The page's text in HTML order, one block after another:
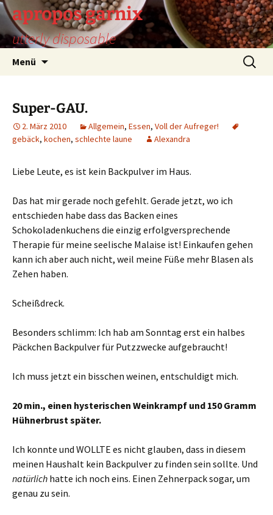
Zum
Inhalt
springen
apropos garnix
utterly disposable
Menü
Suchen
nach:
Super-GAU.
2. März 2010 Allgemein, Essen, Voll der Aufreger!
gebäck, kochen, schlechte laune Alexandra
Liebe Leute, es ist kein Backpulver im Haus.
Das hat mir gerade noch gefehlt. Gerade jetzt, wo ich
entschieden habe dass das Backen eines
Schokoladenkuchens die einzig erfolgversprechende
Therapie für meine seelische Malaise ist! Einkaufen gehen
kann ich aber auch nicht, weil meine Füße mehr Blasen als
Zehen haben.
Scheißdreck.
Besonders schlimm: Ich hab am Sonntag erst ein halbes
Päckchen Backpulver für Putzzwecke aufgebraucht!
Ich muss jetzt ein bisschen weinen, entschuldigt mich.
20 min., einen hysterischen Weinkrampf und 150 Gramm
Hühnerbrust später.
Ich konnte und WOLLTE es nicht glauben, dass in diesem
meinen Haushalt kein Backpulver zu finden sein sollte. Und
natürlich hatte ich noch eins. Einen Zehnerpack sogar, um
genau zu sein.